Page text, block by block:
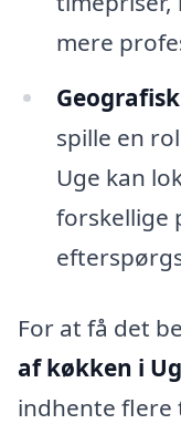
mere
spille en
Uge kan
forskellige
For at få det
af køkken i
indhente flere